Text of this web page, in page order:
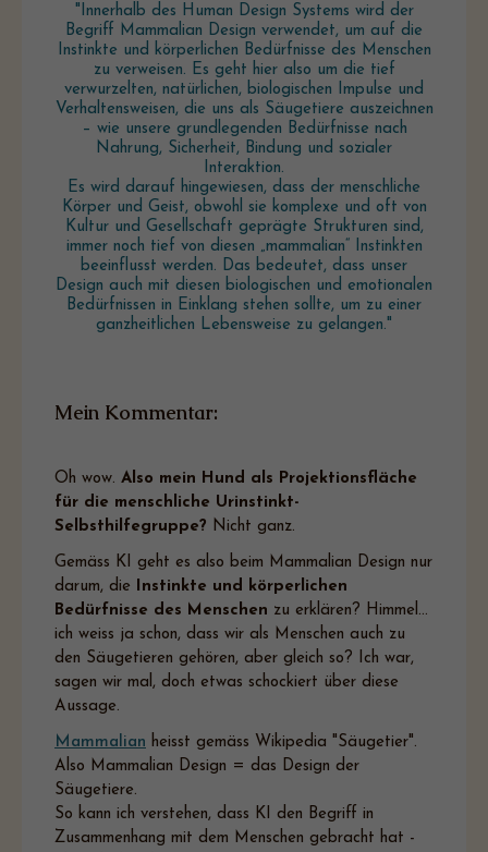
"Innerhalb des Human Design Systems wird der
Begriff Mammalian Design verwendet, um auf die
Instinkte und körperlichen Bedürfnisse des Menschen
zu verweisen. Es geht hier also um die tief
verwurzelten, natürlichen, biologischen Impulse und
Verhaltensweisen, die uns als Säugetiere auszeichnen
– wie unsere grundlegenden Bedürfnisse nach
Nahrung, Sicherheit, Bindung und sozialer
Interaktion.
Es wird darauf hingewiesen, dass der menschliche
Körper und Geist, obwohl sie komplexe und oft von
Kultur und Gesellschaft geprägte Strukturen sind,
immer noch tief von diesen „mammalian“ Instinkten
beeinflusst werden. Das bedeutet, dass unser
Design auch mit diesen biologischen und emotionalen
Bedürfnissen in Einklang stehen sollte, um zu einer
ganzheitlichen Lebensweise zu gelangen."
Mein Kommentar:
Oh wow. Also mein Hund als Projektionsfläche
für die menschliche Urinstinkt-
Selbsthilfegruppe? Nicht ganz.
Gemäss KI geht es also beim Mammalian Design nur
darum, die
Instinkte und körperlichen
Bedürfnisse des Menschen zu erklären? Himmel...
ich weiss ja schon, dass wir als Menschen auch zu
den Säugetieren gehören, aber gleich so? Ich war,
sagen wir mal, doch etwas schockiert über diese
Aussage.
Mammalian heisst gemäss Wikipedia "Säugetier".
Also Mammalian Design = das Design der
Säugetiere.
So kann ich verstehen, dass KI den Begriff in
Zusammenhang mit dem Menschen gebracht hat -